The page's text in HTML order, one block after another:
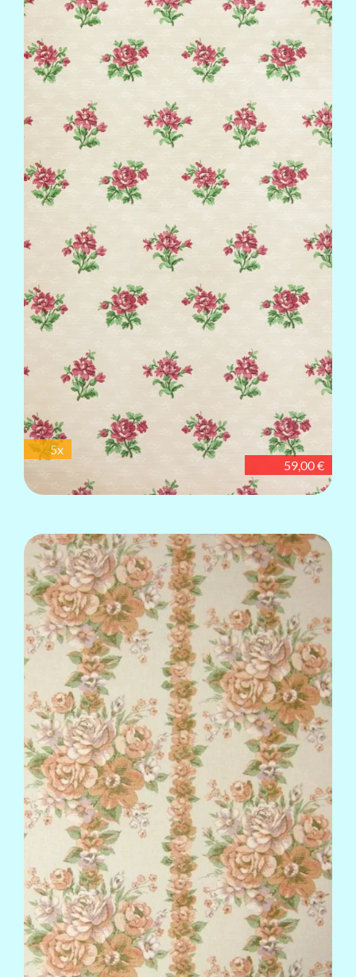
59,00 €
5x